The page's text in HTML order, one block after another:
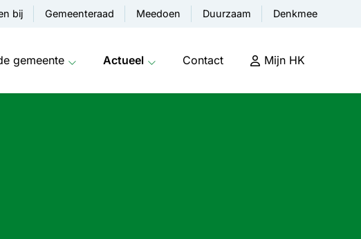
bij Gemeenteraad Meedoen Duurzaam Denkmee
gemeente Actueel Contact Mijn HK